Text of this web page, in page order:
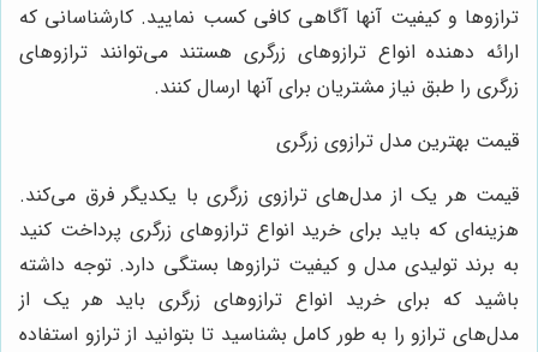
ترازوها و کیفیت آنها آگاهی کافی کسب نمایید. کارشناسانی که
ارائه دهنده انواع ترازوهای زرگری هستند می‌توانند ترازوهای
زرگری را طبق نیاز مشتریان برای آنها ارسال کنند.
قیمت بهترین مدل ترازوی زرگری
قیمت هر یک از مدل‌های ترازوی زرگری با یکدیگر فرق می‌کند.
هزینه‌ای که باید برای خرید انواع ترازوهای زرگری پرداخت کنید
به برند تولیدی مدل و کیفیت ترازوها بستگی دارد. توجه داشته
باشید که برای خرید انواع ترازوهای زرگری باید هر یک از
مدل‌های ترازو را به طور کامل بشناسید تا بتوانید از ترازو استفاده